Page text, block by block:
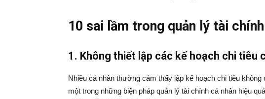
10 sai lầm trong quản lý tài
1. Không thiết lập các kế hoạch chi tiêu
Nhiều cá nhân thường cảm thấy lập kế hoạch chi tiêu
một trong những biện pháp quản lý tài chính cá nhân hiệu